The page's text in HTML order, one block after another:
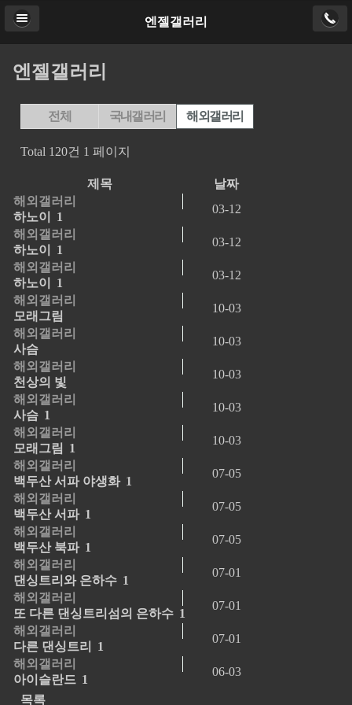
엔젤갤러리
엔젤갤러리
전체 국내갤러리 해외갤러리
Total 120건 1 페이지
제목
날짜
해외갤러리
하노이
1
03-12
해외갤러리
하노이
1
03-12
해외갤러리
하노이
1
03-12
해외갤러리
모래그림
10-03
해외갤러리
사슴
10-03
해외갤러리
천상의 빛
10-03
해외갤러리
사슴 1
10-03
해외갤러리
모래그림
1
10-03
해외갤러리
백두산 서파 야생화 1
07-05
해외갤러리
백두산 서파 1
07-05
해외갤러리
백두산 북파 1
07-05
해외갤러리
댄싱트리와 은하수 1
07-01
해외갤러리
또 다른 댄싱트리섬의 은하수 1
07-01
해외갤러리
다른 댄싱트리
1
07-01
해외갤러리
아이슬란드 1
06-03
목록